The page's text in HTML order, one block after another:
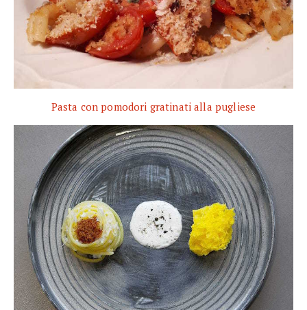
Pasta con pomodori gratinati alla pugliese